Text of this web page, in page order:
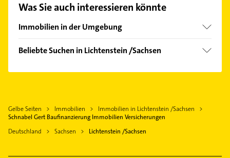
unserem Kontaktdaten-Bereich auswählen. Hier
finden Sie alle
Kontaktdaten
Was Sie auch interessieren könnte
Immobilien in der Umgebung
Sankt Egidien
Oelsnitz /Erzgebirge
Glauchau
Zwickau
Beliebte Suchen in Lichtenstein /Sachsen
Heizungsfirmen
Rechtsanwalt
Gelbe Seiten Immobilien
Immobilien in Lichtenstein /Sachsen
Schnabel Gert Baufinanzierung Immobilien Versicherungen
Deutschland
Sachsen Lichtenstein /Sachsen